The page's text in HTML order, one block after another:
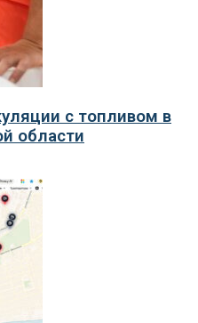
с топливом в
области